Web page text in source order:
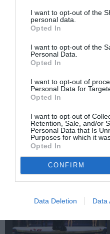
I want to opt-out of the
personal data.
Opted In
I want to opt-out of the
Personal Data.
Opted In
I want to opt-out of
Personal Data for
Opted In
I want to opt-out of
Retention, Sale, and/or
Personal Data that Is
Purposes for which it
Opted In
CONFIRM
Data Deletion Data
Newsletter
Κάθε βδομάδα στο e-mail
την Τέχνη και τον